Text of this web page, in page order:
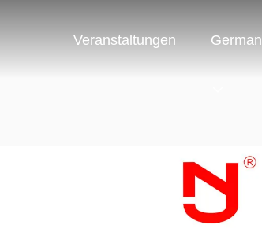
Veranstaltungen German